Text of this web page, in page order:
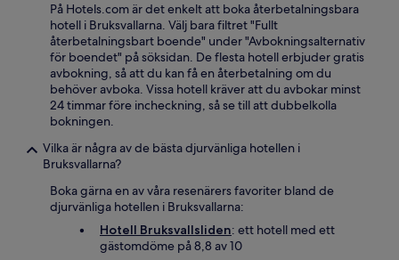
På Hotels.com är det enkelt att boka återbetalningsbara
hotell i Bruksvallarna. Välj bara filtret "Fullt
återbetalningsbart boende" under "Avbokningsalternativ
för boendet" på söksidan. De flesta hotell erbjuder gratis
avbokning, så att du kan få en återbetalning om du
behöver avboka. Vissa hotell kräver att du avbokar minst
24 timmar före incheckning, så se till att dubbelkolla
bokningen.
Vilka är några av de bästa djurvänliga hotellen i
Bruksvallarna?
Boka gärna en av våra resenärers favoriter bland de
djurvänliga hotellen i Bruksvallarna:
Hotell Bruksvallsliden: ett hotell med ett
gästomdöme på 8,8 av 10